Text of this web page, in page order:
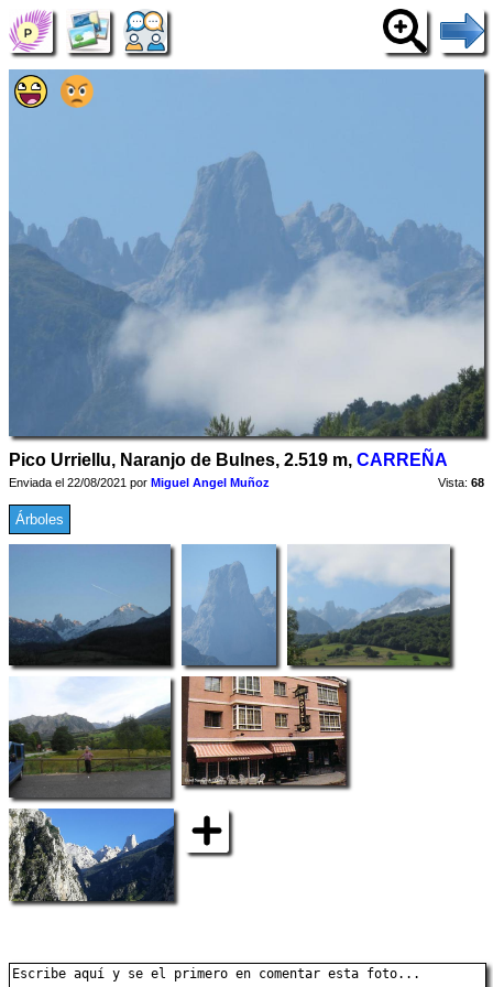
Pico Urriellu, Naranjo de Bulnes, 2.519 m, CARREÑA
Enviada el 22/08/2021 por Miguel Angel Muñoz Vista: 68
Árboles